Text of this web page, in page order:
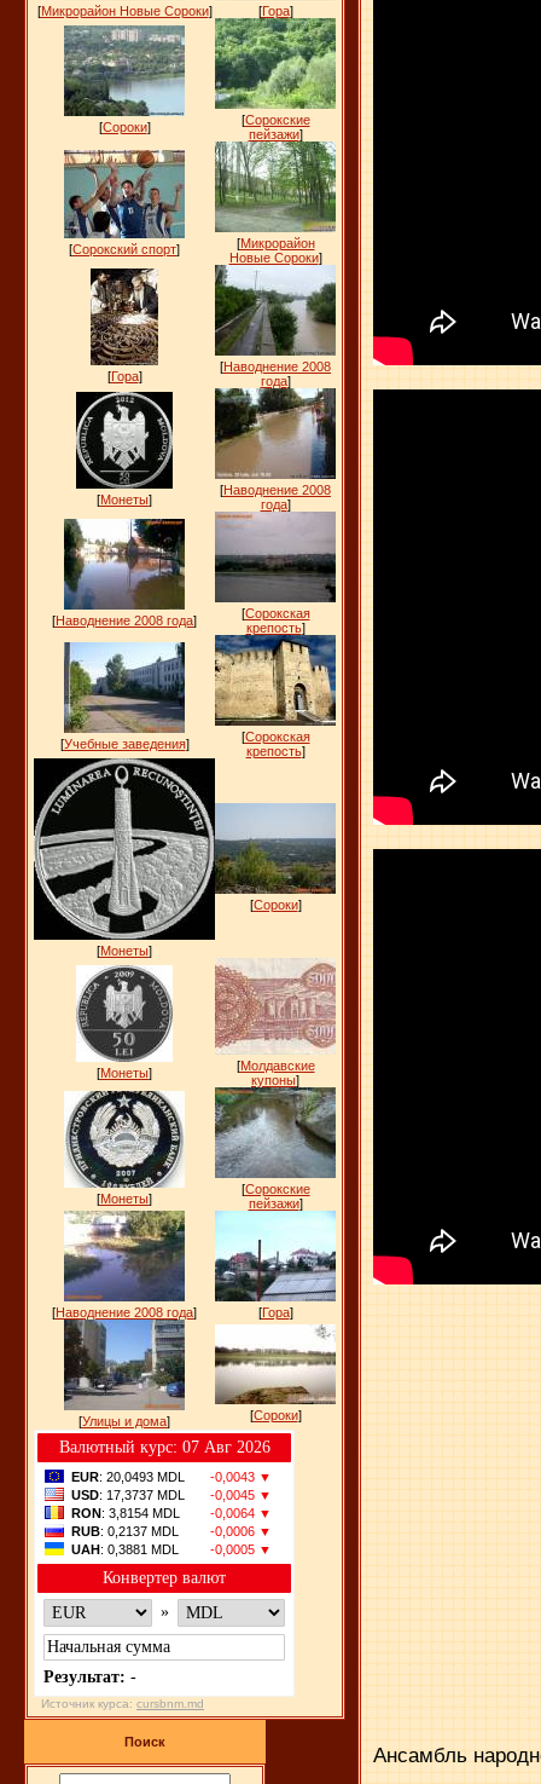
[Микрорайон Новые Сороки] [Гора]
[Сороки] [Сорокские
пейзажи]
[Сорокский спорт] [Микрорайон
Новые Сороки]
[Гора]
[Наводнение 2008
года]
[Монеты]
[Наводнение 2008
года]
[Наводнение 2008 года] [Сорокская
крепость]
[Учебные заведения] [Сорокская
крепость]
[Монеты]
[Сороки]
[Монеты] [Молдавские
купоны]
[Монеты]
[Сорокские
пейзажи]
[Наводнение 2008 года] [Гора]
[Улицы и дома] [Сороки]
Bалютный курс: 07 Авг 2026
EUR: 20,0493 MDL
-0,0043 ▼
USD: 17,3737 MDL
-0,0045 ▼
RON: 3,8154 MDL
-0,0064 ▼
RUB: 0,2137 MDL
-0,0006 ▼
UAH: 0,3881 MDL -0,0005 ▼
Конвертер валют
»
Результат: -
Источник курса: cursbnm.md
Поиск
Ансамбль